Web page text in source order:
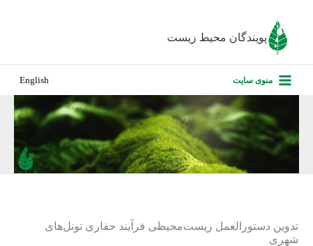
پویندگان محیط زیست
منوی سایت English
تدوین دستورالعمل زیست‌محیطی فرآیند حفاری تونل‌های
شهری
درباره ما
پروژه‌های
تماس با ما